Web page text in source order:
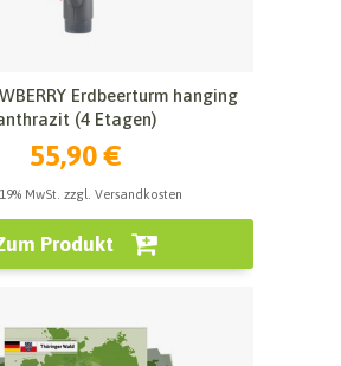
Erdbeerturm hanging
(4 Etagen)
55,90 €
MwSt. zzgl. Versandkosten
Produkt